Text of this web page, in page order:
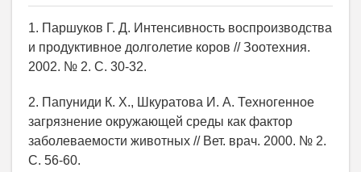
1. Паршуков Г. Д. Интенсивность воспроизводства
и продуктивное долголетие коров // Зоотехния.
2002. № 2. С. 30-32.
2. Папуниди К. Х., Шкуратова И. А. Техногенное
загрязнение окружающей среды как фактор
заболеваемости животных // Вет. врач. 2000. № 2.
С. 56-60.